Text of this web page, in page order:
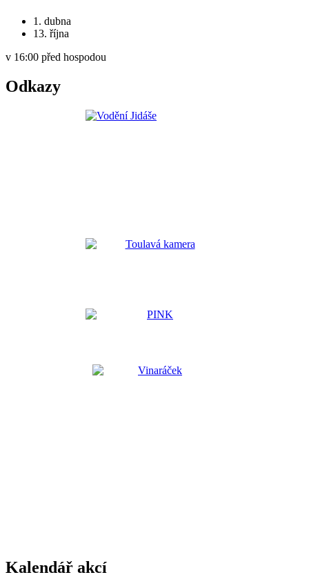
1. dubna
13. října
v 16:00 před hospodou
Odkazy
Kalendář akcí